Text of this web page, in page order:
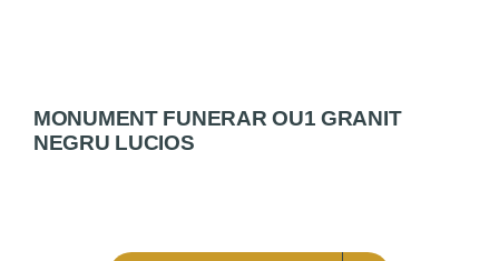
MONUMENT FUNERAR OU1 GRANIT
NEGRU LUCIOS